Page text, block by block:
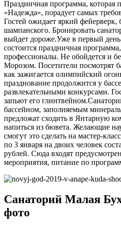
Праздничная программа, которая
«Надежда», порадует самых
Гостей ожидает яркий фейерверк,
шампанского. Бронировать
выйдет дороже.Уже в первый день,
состоится праздничная
профессионалы. Не обойдется и
Морозом. Посетители посмотрят
как зажигается олимпийский
празднование продолжится у
развлекательными конкурсами.
запьют его
бассейном, заполняемым
предложат сходить в Янтарную
напиться из бювета. Желающие
смогут это сделать на мастер-
по 3 января на двоих человек
рублей. Сюда входят
мероприятия, питание по
Санаторий Малая
фото